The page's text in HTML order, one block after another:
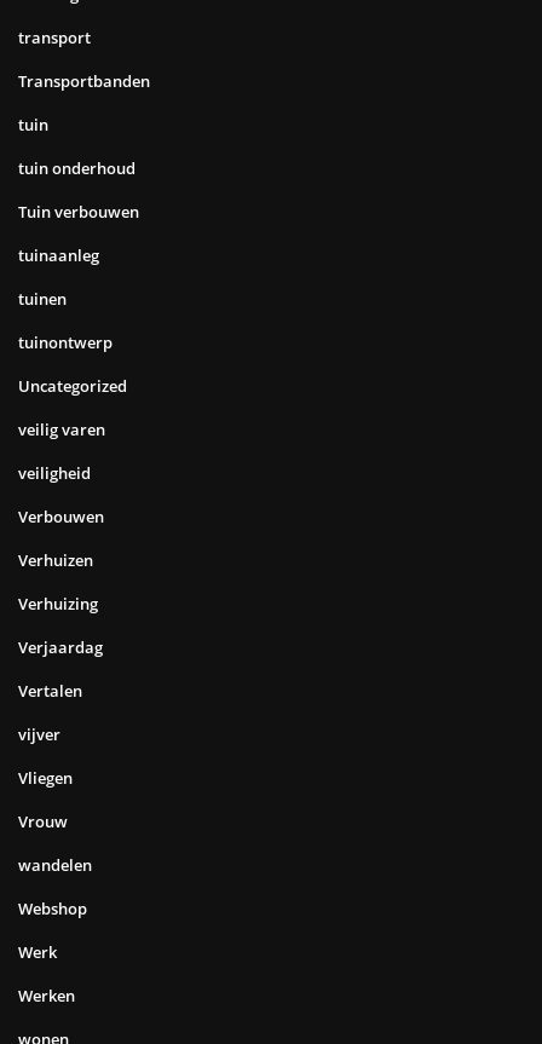
transport
Transportbanden
tuin
tuin onderhoud
Tuin verbouwen
tuinaanleg
tuinen
tuinontwerp
Uncategorized
veilig varen
veiligheid
Verbouwen
Verhuizen
Verhuizing
Verjaardag
Vertalen
vijver
Vliegen
Vrouw
wandelen
Webshop
Werk
Werken
wonen